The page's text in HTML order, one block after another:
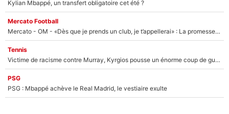
Kylian Mbappé, un transfert obligatoire cet été ?
Mercato Football
Mercato - OM - «Dès que je prends un club, je t’appellerai» : La promesse de Marcelino au moment de claquer la porte
Tennis
Victime de racisme contre Murray, Kyrgios pousse un énorme coup de gueule !
PSG
PSG : Mbappé achève le Real Madrid, le vestiaire exulte